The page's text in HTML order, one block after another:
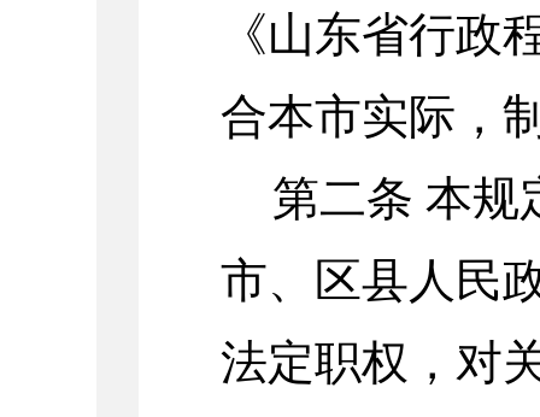
《山东省行政
合本市实际，
第二条 本规
市、区县人民
法定职权，对